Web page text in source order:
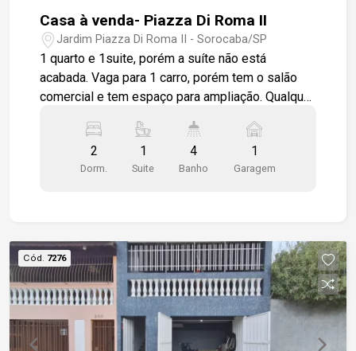
Casa à venda- Piazza Di Roma II
Jardim Piazza Di Roma II - Sorocaba/SP
1 quarto e 1suite, porém a suíte não está
acabada. Vaga para 1 carro, porém tem o salão
comercial e tem espaço para ampliação. Qualquer
um dia antes o salão está alugado preciso avisar
para a pessoa ficar e abrir. Vendendo o imóvel e
o salão será desocupado.
2
Dorm.
1
Suite
4
Banho
1
Garagem
Cód. 7276